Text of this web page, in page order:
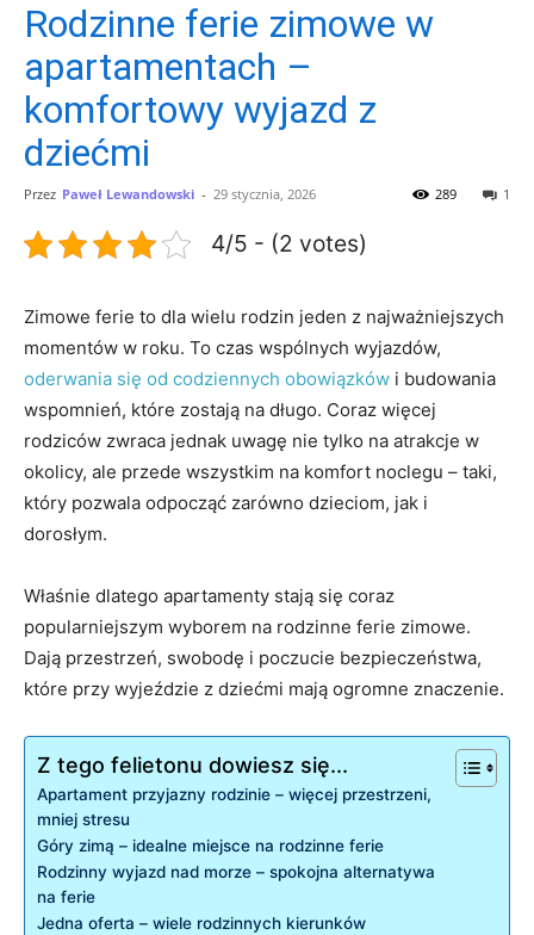
Rodzinne ferie zimowe w
apartamentach –
komfortowy wyjazd z
dziećmi
Przez Paweł Lewandowski - 29 stycznia, 2026 1
289
4/5 - (2 votes)
Zimowe ferie to dla wielu rodzin jeden z najważniejszych
momentów w roku. To czas wspólnych wyjazdów,
oderwania się od codziennych obowiązków i budowania
wspomnień, które zostają na długo. Coraz więcej
rodziców zwraca jednak uwagę nie tylko na atrakcje w
okolicy, ale przede wszystkim na komfort noclegu – taki,
który pozwala odpocząć zarówno dzieciom, jak i
dorosłym.
Właśnie dlatego apartamenty stają się coraz
popularniejszym wyborem na rodzinne ferie zimowe.
Dają przestrzeń, swobodę i poczucie bezpieczeństwa,
które przy wyjeździe z dziećmi mają ogromne znaczenie.
Z tego felietonu dowiesz się...
Apartament przyjazny rodzinie – więcej przestrzeni,
mniej stresu
Góry zimą – idealne miejsce na rodzinne ferie
Rodzinny wyjazd nad morze – spokojna alternatywa
na ferie
Jedna oferta – wiele rodzinnych kierunków